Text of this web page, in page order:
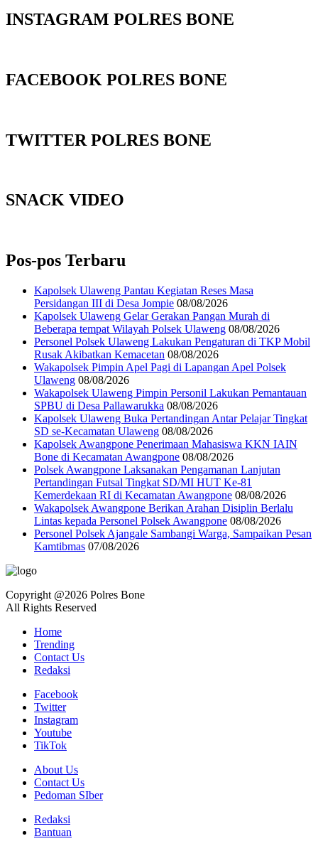
INSTAGRAM POLRES BONE
FACEBOOK POLRES BONE
TWITTER POLRES BONE
SNACK VIDEO
Pos-pos Terbaru
Kapolsek Ulaweng Pantau Kegiatan Reses Masa
Persidangan III di Desa Jompie 08/08/2026
Kapolsek Ulaweng Gelar Gerakan Pangan Murah di
Beberapa tempat Wilayah Polsek Ulaweng 08/08/2026
Personel Polsek Ulaweng Lakukan Pengaturan di TKP Mobil
Rusak Akibatkan Kemacetan 08/08/2026
Wakapolsek Pimpin Apel Pagi di Lapangan Apel Polsek
Ulaweng 08/08/2026
Wakapolsek Ulaweng Pimpin Personil Lakukan Pemantauan
SPBU di Desa Pallawarukka 08/08/2026
Kapolsek Ulaweng Buka Pertandingan Antar Pelajar Tingkat
SD se-Kecamatan Ulaweng 08/08/2026
‎Kapolsek Awangpone Penerimaan Mahasiswa KKN IAIN
Bone di Kecamatan Awangpone 08/08/2026
Polsek Awangpone Laksanakan Pengamanan Lanjutan
Pertandingan Futsal Tingkat SD/MI HUT Ke-81
Kemerdekaan RI di Kecamatan Awangpone 08/08/2026
‎Wakapolsek Awangpone Berikan Arahan Disiplin Berlalu
Lintas kepada Personel Polsek Awangpone 08/08/2026
Personel Polsek Ajangale Sambangi Warga, Sampaikan Pesan
Kamtibmas 07/08/2026
Copyright @2026 Polres Bone
All Rights Reserved
Home
Trending
Contact Us
Redaksi
Facebook
Twitter
Instagram
Youtube
TikTok
About Us
Contact Us
Pedoman SIber
Redaksi
Bantuan